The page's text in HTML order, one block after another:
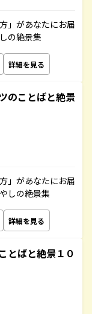
」があなたにお届
の絶景集
詳細を見る
のことばと絶景
」があなたにお届
しの絶景集
詳細を見る
とばと絶景１０